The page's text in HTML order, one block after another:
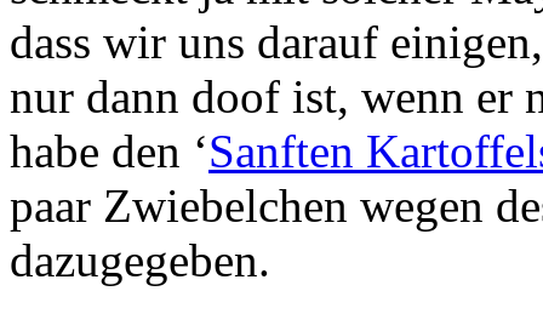
dass wir uns darauf
nur dann doof ist, wenn er
habe den ‘Sanften
paar Zwiebelchen wegen
dazugegeben.